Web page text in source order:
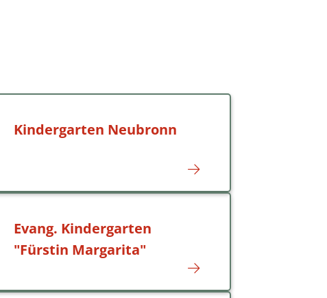
Kindergarten Neubronn
Evang. Kindergarten
"Fürstin Margarita"